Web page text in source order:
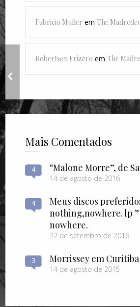
Atypical
Fabricio Muller emThe
Robertson Frizero emThe
Mais Comentados
4 “Malone Morre”, de
14 de agosto de 2016
4
Meus discos
nothing​,​nowhere. lp
nowhere.
22 de setembro de 2016
3 Morrissey em Curitiba
14 de agosto de 2015